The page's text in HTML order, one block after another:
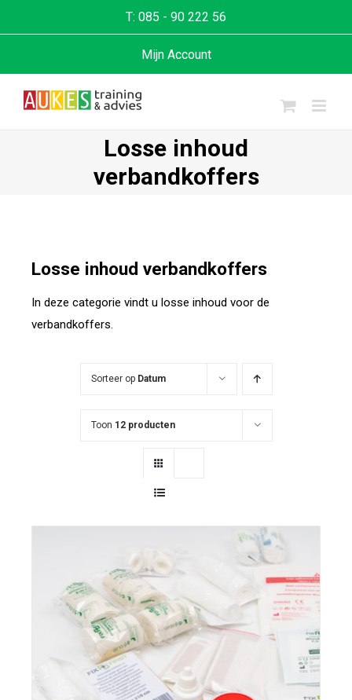
T: 085 - 90 222 56
Mijn Account
Losse inhoud
verbandkoffers
Losse inhoud verbandkoffers
In deze categorie vindt u losse inhoud voor de
verbandkoffers.
Sorteer op Datum
Toon 12 producten